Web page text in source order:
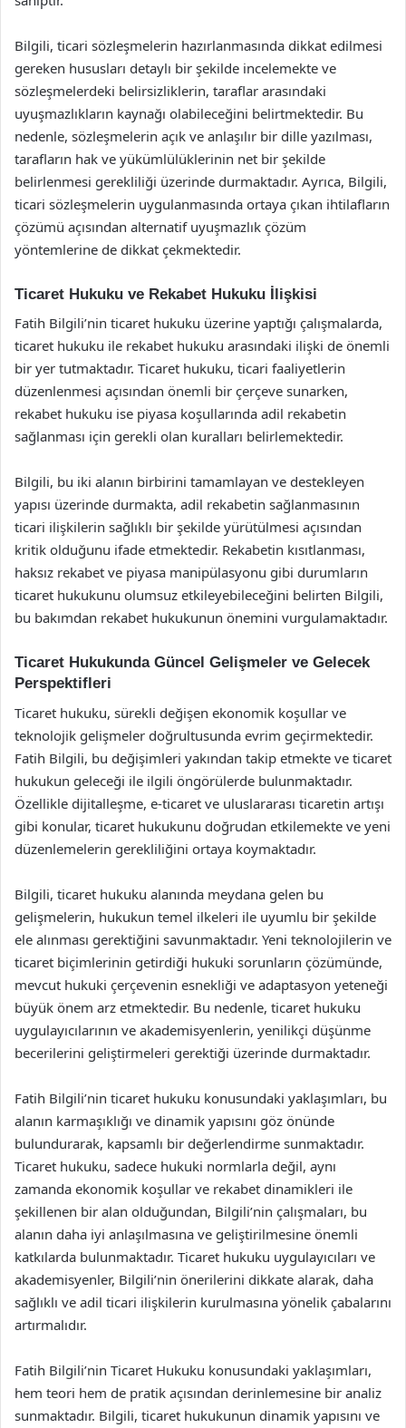
Bilgili, ticari sözleşmelerin hazırlanmasında dikkat edilmesi
gereken hususları detaylı bir şekilde incelemekte ve
sözleşmelerdeki belirsizliklerin, taraflar arasındaki
uyuşmazlıkların kaynağı olabileceğini belirtmektedir. Bu
nedenle, sözleşmelerin açık ve anlaşılır bir dille yazılması,
tarafların hak ve yükümlülüklerinin net bir şekilde
belirlenmesi gerekliliği üzerinde durmaktadır. Ayrıca, Bilgili,
ticari sözleşmelerin uygulanmasında ortaya çıkan ihtilafların
çözümü açısından alternatif uyuşmazlık çözüm
yöntemlerine de dikkat çekmektedir.
Ticaret Hukuku ve Rekabet Hukuku İlişkisi
Fatih Bilgili’nin ticaret hukuku üzerine yaptığı çalışmalarda,
ticaret hukuku ile rekabet hukuku arasındaki ilişki de önemli
bir yer tutmaktadır. Ticaret hukuku, ticari faaliyetlerin
düzenlenmesi açısından önemli bir çerçeve sunarken,
rekabet hukuku ise piyasa koşullarında adil rekabetin
sağlanması için gerekli olan kuralları belirlemektedir.
Bilgili, bu iki alanın birbirini tamamlayan ve destekleyen
yapısı üzerinde durmakta, adil rekabetin sağlanmasının
ticari ilişkilerin sağlıklı bir şekilde yürütülmesi açısından
kritik olduğunu ifade etmektedir. Rekabetin kısıtlanması,
haksız rekabet ve piyasa manipülasyonu gibi durumların
ticaret hukukunu olumsuz etkileyebileceğini belirten Bilgili,
bu bakımdan rekabet hukukunun önemini vurgulamaktadır.
Ticaret Hukukunda Güncel Gelişmeler ve Gelecek
Perspektifleri
Ticaret hukuku, sürekli değişen ekonomik koşullar ve
teknolojik gelişmeler doğrultusunda evrim geçirmektedir.
Fatih Bilgili, bu değişimleri yakından takip etmekte ve ticaret
hukukun geleceği ile ilgili öngörülerde bulunmaktadır.
Özellikle dijitalleşme, e-ticaret ve uluslararası ticaretin artışı
gibi konular, ticaret hukukunu doğrudan etkilemekte ve yeni
düzenlemelerin gerekliliğini ortaya koymaktadır.
Bilgili, ticaret hukuku alanında meydana gelen bu
gelişmelerin, hukukun temel ilkeleri ile uyumlu bir şekilde
ele alınması gerektiğini savunmaktadır. Yeni teknolojilerin ve
ticaret biçimlerinin getirdiği hukuki sorunların çözümünde,
mevcut hukuki çerçevenin esnekliği ve adaptasyon yeteneği
büyük önem arz etmektedir. Bu nedenle, ticaret hukuku
uygulayıcılarının ve akademisyenlerin, yenilikçi düşünme
becerilerini geliştirmeleri gerektiği üzerinde durmaktadır.
Fatih Bilgili’nin ticaret hukuku konusundaki yaklaşımları, bu
alanın karmaşıklığı ve dinamik yapısını göz önünde
bulundurarak, kapsamlı bir değerlendirme sunmaktadır.
Ticaret hukuku, sadece hukuki normlarla değil, aynı
zamanda ekonomik koşullar ve rekabet dinamikleri ile
şekillenen bir alan olduğundan, Bilgili’nin çalışmaları, bu
alanın daha iyi anlaşılmasına ve geliştirilmesine önemli
katkılarda bulunmaktadır. Ticaret hukuku uygulayıcıları ve
akademisyenler, Bilgili’nin önerilerini dikkate alarak, daha
sağlıklı ve adil ticari ilişkilerin kurulmasına yönelik çabalarını
artırmalıdır.
Fatih Bilgili’nin Ticaret Hukuku konusundaki yaklaşımları,
hem teori hem de pratik açısından derinlemesine bir analiz
sunmaktadır. Bilgili, ticaret hukukunun dinamik yapısını ve